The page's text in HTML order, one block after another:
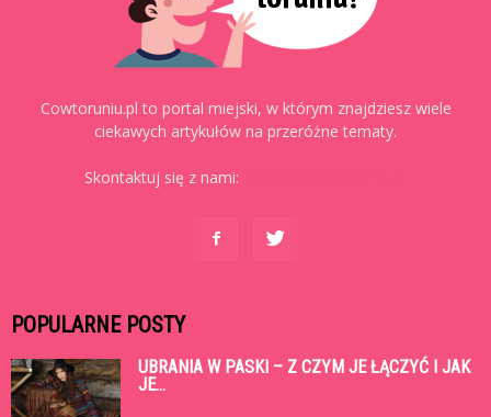
Cowtoruniu.pl to portal miejski, w którym znajdziesz wiele
ciekawych artykułów na przeróżne tematy.
Skontaktuj się z nami:
POPULARNE POSTY
UBRANIA W PASKI – Z CZYM JE ŁĄCZYĆ I JAK
JE...